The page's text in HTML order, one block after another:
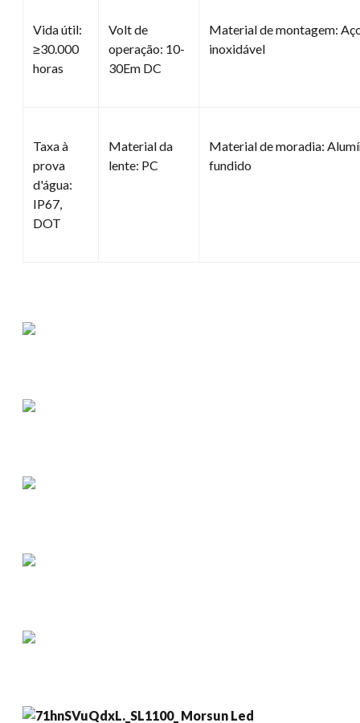
Vida útil:
≥30.000
horas
Volt de
operação: 10-
30Em DC
Material de montagem:
inoxidável
Taxa à
prova
d'água:
IP67,
DOT
Material da
lente: PC
Material de moradia:
fundido